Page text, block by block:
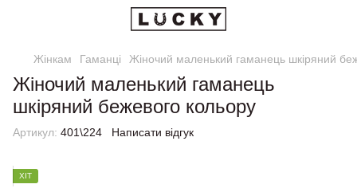
Жінкам Гаманці Жіночий маленький гаманець шкіряний
Жіночий маленький гаманець
шкіряний бежевого кольору
Артикул: 401\224 Написати відгук
ХІТ